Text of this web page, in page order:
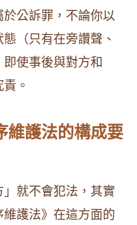
公訴罪，不論你以
（只有在旁讚聲、
使事後與對方和
。
維護法的構成要
就不會犯法，其實
護法》在這方面的